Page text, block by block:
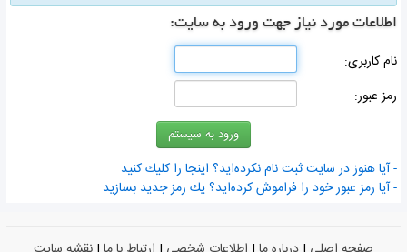
اطلاعات مورد نیاز جهت ورود به سایت:
نام كاربری:
رمز عبور:
- آیا هنوز در سایت ثبت نام نكرده‌اید؟ اینجا را كلیك كنید
- آیا رمز عبور خود را فراموش كرده‌اید؟ یك رمز جدید بسازید